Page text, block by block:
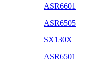
ASR6601
ASR6505
SX130X
ASR6501